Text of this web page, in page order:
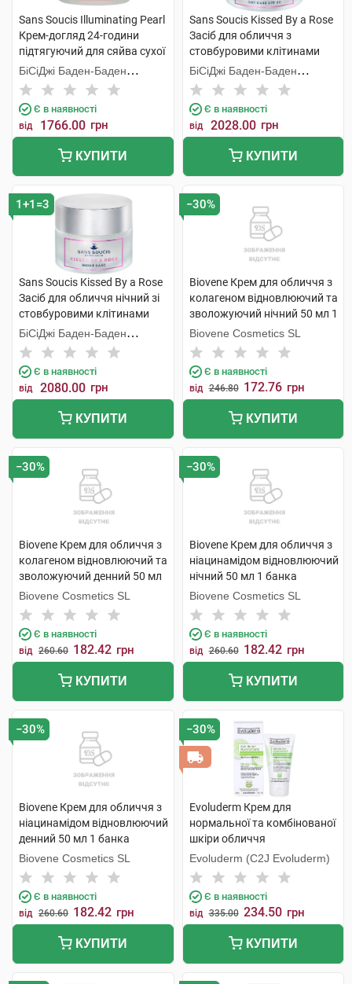
Sans Soucis Illuminating Pearl
Крем-догляд 24-години
підтягуючий для сяйва сухої
шкіри 50 мл 1 банка
БіСіДжі Баден-Баден
Косметікс Груп Гмбх
Є в наявності
від 1766.00 грн
КУПИТИ
Sans Soucis Kissed By a Rose
Засіб для обличчя з
стовбуровими клітинами
троянди денний з SPF20 50
мл 1 банка
БіСіДжі Баден-Баден
Косметікс Груп Гмбх
Є в наявності
від 2028.00 грн
КУПИТИ
1+1=3
Sans Soucis Kissed By a Rose
Засіб для обличчя нічний зі
стовбуровими клітинами
троянди 50 мл 1 банка
БіСіДжі Баден-Баден
Косметікс Груп Гмбх
Є в наявності
від 2080.00 грн
КУПИТИ
−30%
Biovene Крем для обличчя з
колагеном відновлюючий та
зволожуючий нічний 50 мл 1
банка
Biovene Cosmetics SL
Є в наявності
від 246.80 172.76 грн
КУПИТИ
−30%
Biovene Крем для обличчя з
колагеном відновлюючий та
зволожуючий денний 50 мл
1 банка
Biovene Cosmetics SL
Є в наявності
від 260.60 182.42 грн
КУПИТИ
−30%
Biovene Крем для обличчя з
ніацинамідом відновлюючий
нічний 50 мл 1 банка
Biovene Cosmetics SL
Є в наявності
від 260.60 182.42 грн
КУПИТИ
−30%
Biovene Крем для обличчя з
ніацинамідом відновлюючий
денний 50 мл 1 банка
Biovene Cosmetics SL
Є в наявності
від 260.60 182.42 грн
КУПИТИ
−30%
Evoluderm Крем для
нормальної та комбінованої
шкіри обличчя
зволожуючий 50 мл 1 туба
Evoluderm (C2J Evoluderm)
Є в наявності
від 335.00 234.50 грн
КУПИТИ